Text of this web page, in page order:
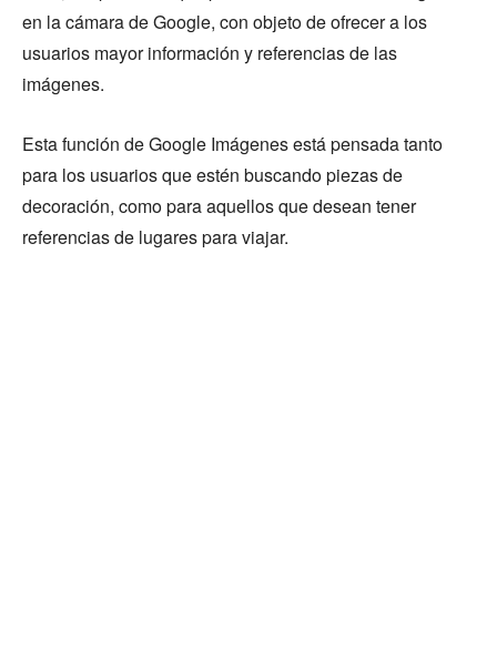
en la cámara de Google, con objeto de ofrecer a los
usuarios mayor información y referencias de las
imágenes.
Esta función de Google Imágenes está pensada tanto
para los usuarios que estén buscando piezas de
decoración, como para aquellos que desean tener
referencias de lugares para viajar.